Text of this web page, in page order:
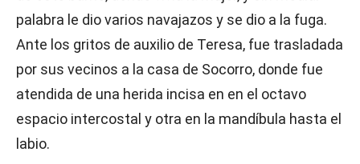
palabra le dio varios navajazos y se dio a la fuga.
Ante los gritos de auxilio de Teresa, fue trasladada
por sus vecinos a la casa de Socorro, donde fue
atendida de una herida incisa en en el octavo
espacio intercostal y otra en la mandíbula hasta el
labio.